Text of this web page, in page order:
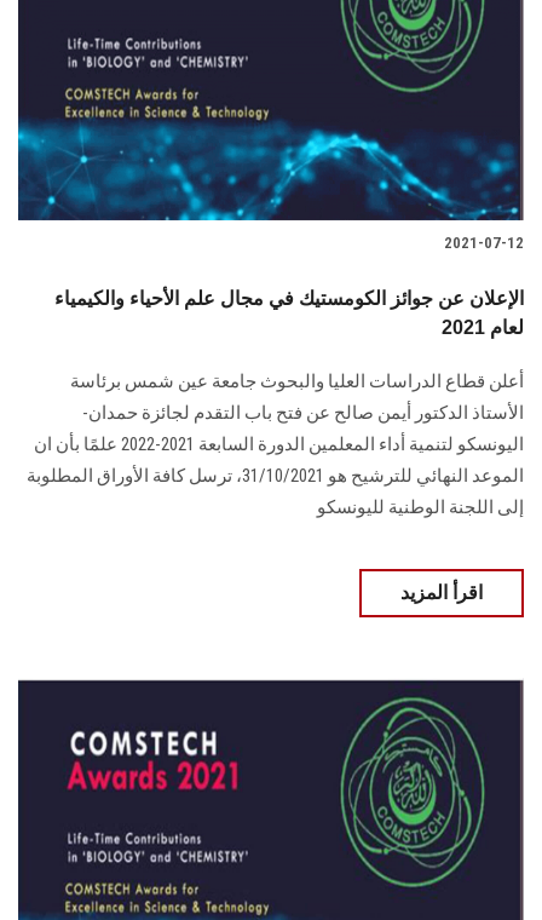
2021-07-12
الإعلان عن جوائز الكومستيك في مجال علم الأحياء والكيمياء
لعام 2021
أعلن قطاع الدراسات العليا والبحوث جامعة عين شمس برئاسة
الأستاذ الدكتور أيمن صالح عن فتح باب التقدم لجائزة حمدان-
اليونسكو لتنمية أداء المعلمين الدورة السابعة 2021-2022 علمًا بأن ان
الموعد النهائي للترشيح هو 31/10/2021، ترسل كافة الأوراق المطلوبة
إلى اللجنة الوطنية لليونسكو
اقرأ المزيد